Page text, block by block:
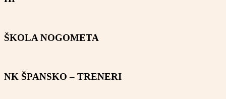
ŠKOLA NOGOMETA
NK ŠPANSKO – TRENERI